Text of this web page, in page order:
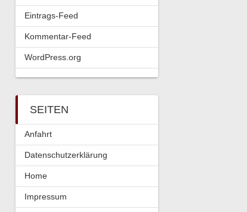
Eintrags-Feed
Kommentar-Feed
WordPress.org
SEITEN
Anfahrt
Datenschutzerklärung
Home
Impressum